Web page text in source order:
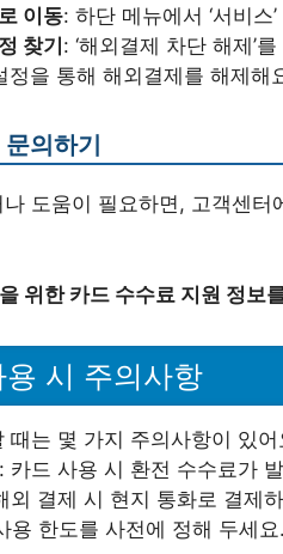
이동: 하단 메뉴에서 ‘서비스
찾기 : ‘해외결제 차단 해제’
정을 통해 해외결제를 해제해
의하기
도움이 필요하면, 고객센
위한 카드 수수료 지원 정보
시 주의사항
때는 몇 가지 주의사항이 있어
: 카드 사용 시 환전 수수료가
외 결제 시 현지 통화로 결제
용 한도를 사전에 정해 두세요.